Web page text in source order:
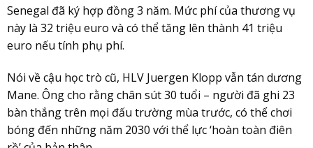
Senegal đã ký hợp đồng 3 năm. Mức phí của thương vụ
này là 32 triệu euro và có thể tăng lên thành 41 triệu
euro nếu tính phụ phí.
Nói về cậu học trò cũ, HLV Juergen Klopp vẫn tán dương
Mane. Ông cho rằng chân sút 30 tuổi – người đã ghi 23
bàn thắng trên mọi đấu trường mùa trước, có thể chơi
bóng đến những năm 2030 với thể lực ‘hoàn toàn điên